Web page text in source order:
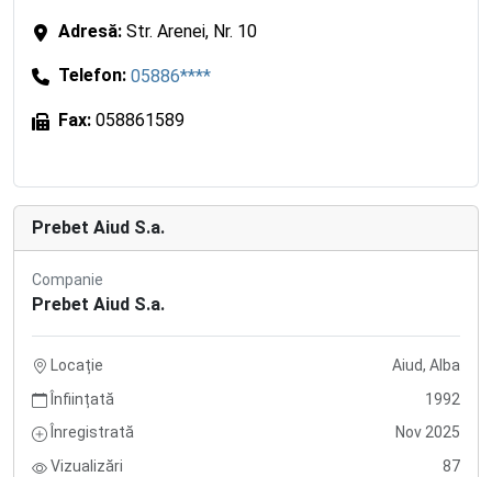
Adresă: Str. Arenei, Nr. 10
Telefon: 05886****
Fax: 058861589
Prebet Aiud S.a.
Companie
Prebet Aiud S.a.
Locație
Aiud, Alba
Înființată
1992
Înregistrată
Nov 2025
Vizualizări
87